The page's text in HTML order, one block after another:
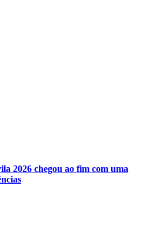
2026 chegou ao fim com uma